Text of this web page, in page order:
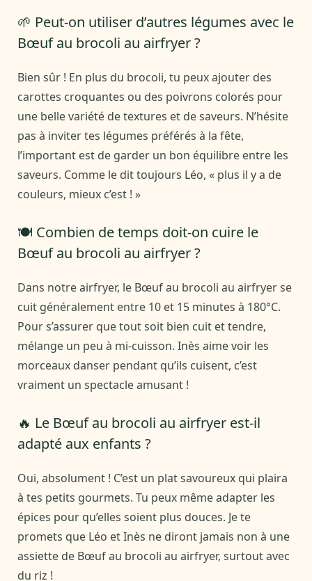
🌱 Peut-on utiliser d’autres légumes avec le
Bœuf au brocoli au airfryer ?
Bien sûr ! En plus du brocoli, tu peux ajouter des
carottes croquantes ou des poivrons colorés pour
une belle variété de textures et de saveurs. N’hésite
pas à inviter tes légumes préférés à la fête,
l’important est de garder un bon équilibre entre les
saveurs. Comme le dit toujours Léo, « plus il y a de
couleurs, mieux c’est ! »
🍽️ Combien de temps doit-on cuire le
Bœuf au brocoli au airfryer ?
Dans notre airfryer, le Bœuf au brocoli au airfryer se
cuit généralement entre 10 et 15 minutes à 180°C.
Pour s’assurer que tout soit bien cuit et tendre,
mélange un peu à mi-cuisson. Inès aime voir les
morceaux danser pendant qu’ils cuisent, c’est
vraiment un spectacle amusant !
🔥 Le Bœuf au brocoli au airfryer est-il
adapté aux enfants ?
Oui, absolument ! C’est un plat savoureux qui plaira
à tes petits gourmets. Tu peux même adapter les
épices pour qu’elles soient plus douces. Je te
promets que Léo et Inès ne diront jamais non à une
assiette de Bœuf au brocoli au airfryer, surtout avec
du riz !